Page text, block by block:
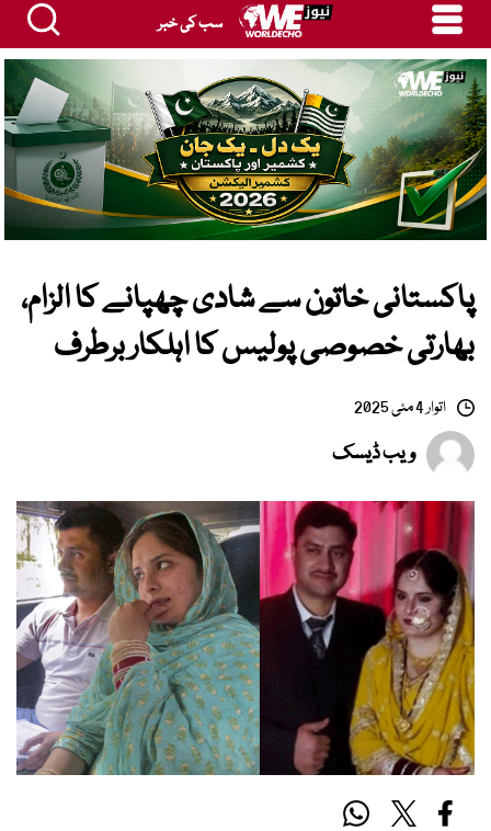
سب کی خبر
پاکستانی خاتون سے شادی چھپانے کا الزام،
بھارتی خصوصی پولیس کا اہلکار برطرف
اتوار 4 مئی 2025
ویب ڈیسک